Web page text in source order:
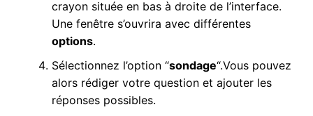
crayon située en bas à droite de l’interface.
Une fenêtre s’ouvrira avec différentes
options.
Sélectionnez l’option “sondage“.Vous pouvez
alors rédiger votre question et ajouter les
réponses possibles.